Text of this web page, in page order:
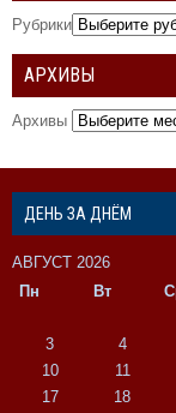
Рубрики
АРХИВЫ
Архивы
ДЕНЬ ЗА ДНЁМ
АВГУСТ 2026
Пн
Вт
3
4
10
11
17
18